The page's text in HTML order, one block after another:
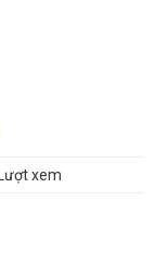
Lượt xem